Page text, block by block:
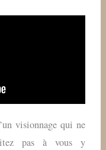
visionnage qui ne
pas à vous y